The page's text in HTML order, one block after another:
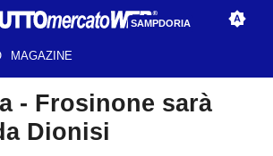
SAMPDORIA
MAGAZINE
- Frosinone sarà
Dionisi